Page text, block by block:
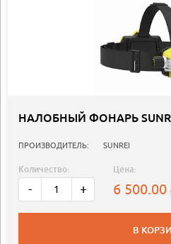
НАЛОБНЫЙ ФОНАРЬ
ПРОИЗВОДИТЕЛЬ: SUNREI
Количество:
- +
Цена:
6 500.00
В